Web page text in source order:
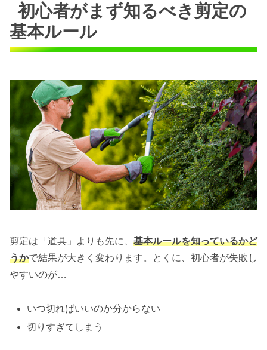
初心者がまず知るべき剪定の
基本ルール
剪定は「道具」よりも先に、 基本ルールを知っているかど
うかで結果が大きく変わります。とくに、初心者が失敗し
やすいのが…
いつ切ればいいのか分からない
切りすぎてしまう